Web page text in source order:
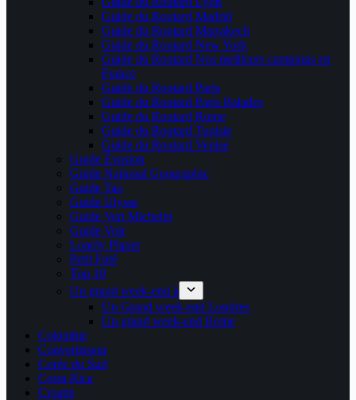
Guide du Routard Madrid
Guide du Routard Marrakech
Guide du Routard New York
Guide du Routard Nos meilleurs campings en
France
Guide du Routard Paris
Guide du Routard Paris Balades
Guide du Routard Rome
Guide du Routard Tunisie
Guide du Routard Venise
Guide Évasion
Guide National Geographic
Guide Tao
Guide Ulysse
Guide Vert Michelin
Guide Voir
Lonely Planet
Petit Futé
Top 10
Un grand week-end à
Un Grand week-end Londres
Un grand week-end Rome
Colombie
Convertisseur
Corée du Sud
Costa Rica
Croatie